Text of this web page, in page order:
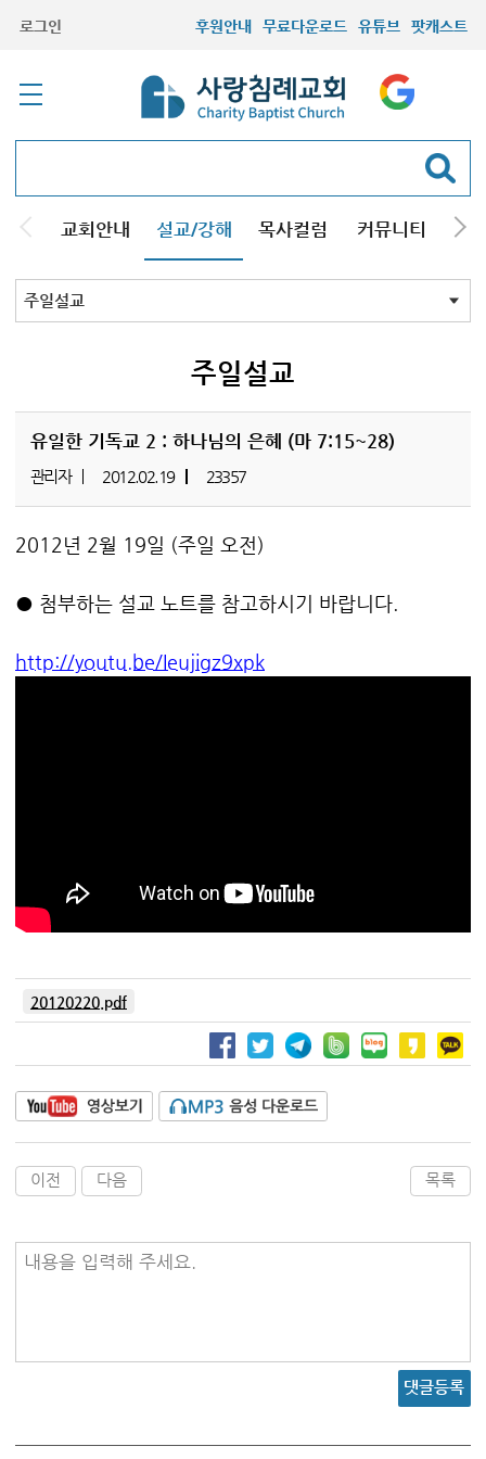
로그인 후원안내 무료다운로드 유튜브 팟캐스트
교회안내 설교/강해 목사컬럼 커뮤니티 기
주일설교
주일설교
유일한 기독교 2 : 하나님의 은혜 (마 7:15~28)
관리자 2012.02.19 23357
2012년 2월 19일 (주일 오전)
● 첨부하는 설교 노트를 참고하시기 바랍니다.
http://youtu.be/Ieujigz9xpk
20120220.pdf
이전 다음 목록
내용을 입력해 주세요.
댓글등록